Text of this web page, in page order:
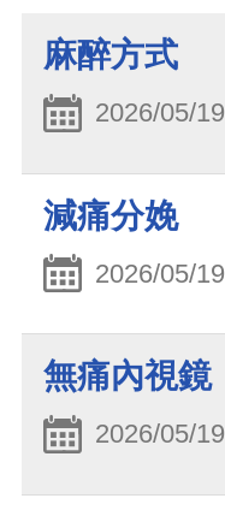
麻醉方式
2026/05/19
減痛分娩
2026/05/19
無痛內視鏡
2026/05/19